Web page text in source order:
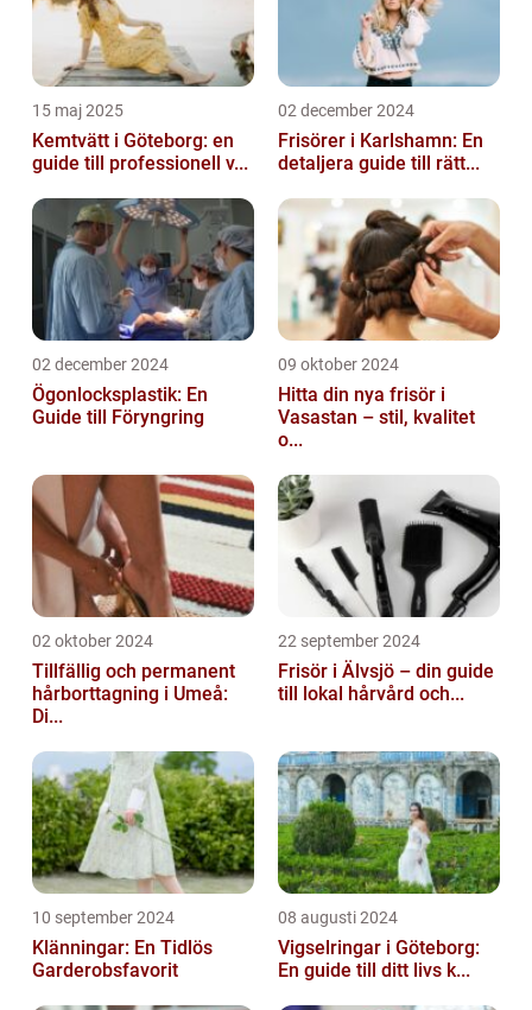
15 maj 2025
Kemtvätt i Göteborg: en
guide till professionell v...
02 december 2024
Frisörer i Karlshamn: En
detaljera guide till rätt...
02 december 2024
Ögonlocksplastik: En
Guide till Föryngring
09 oktober 2024
Hitta din nya frisör i
Vasastan – stil, kvalitet
o...
02 oktober 2024
Tillfällig och permanent
hårborttagning i Umeå:
Di...
22 september 2024
Frisör i Älvsjö – din guide
till lokal hårvård och...
10 september 2024
Klänningar: En Tidlös
Garderobsfavorit
08 augusti 2024
Vigselringar i Göteborg:
En guide till ditt livs k...